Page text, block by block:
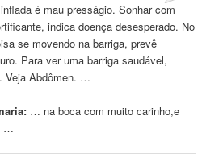
é mau presságio. Sonhar com
indica doença desesperado. No
se movendo na barriga, prevê
Para ver uma barriga saudável,
Veja Abdômen. …
… na boca com muitocarinho,e
…